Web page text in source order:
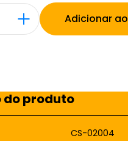
Adicionar
do produto
CS-02004